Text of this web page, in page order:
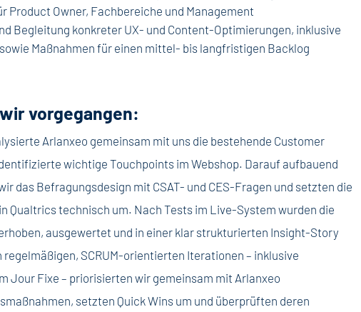
Product Owner, Fachbereiche und Management
Begleitung konkreter UX- und Content-Optimierungen, inklusive
Maßnahmen für einen mittel- bis langfristigen Backlog
vorgegangen:
Arlanxeo gemeinsam mit uns die bestehende Customer
wichtige Touchpoints im Webshop. Darauf aufbauend
das Befragungsdesign mit CSAT- und CES-Fragen und setzten die
Qualtrics technisch um. Nach Tests im Live-System wurden die
ausgewertet und in einer klar strukturierten Insight-Story
SCRUM-orientierten Iterationen – inklusive
Jour Fixe – priorisierten wir gemeinsam mit Arlanxeo
setzten Quick Wins um und überprüften deren